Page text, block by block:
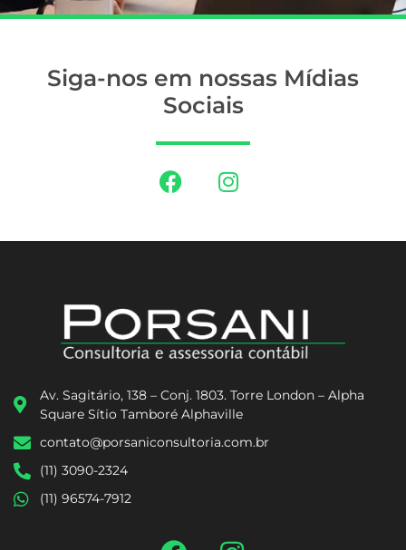
Siga-nos em nossas Mídias
Sociais
Av. Sagitário, 138 – Conj. 1803. Torre London – Alpha
Square Sítio Tamboré Alphaville
contato@porsaniconsultoria.com.br
(11) 3090-2324
(11) 96574-7912